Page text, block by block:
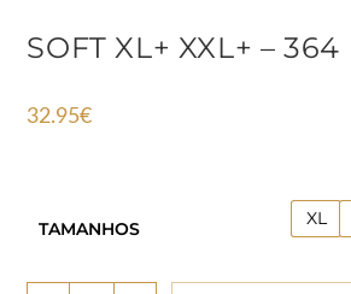
SOFT XL+ XXL+ – 364
32.95€
TAMANHOS XL